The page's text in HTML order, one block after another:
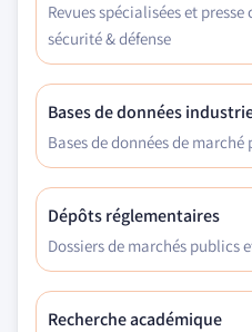
Revues spécialisées et
sécurité & défense
Bases de données
Bases de données de
Dépôts réglementaires
Dossiers de marchés publics
Recherche académique